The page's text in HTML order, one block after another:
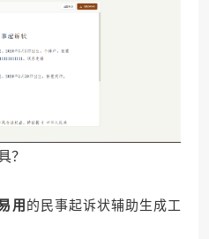
？
用的民事起诉状辅助生成工